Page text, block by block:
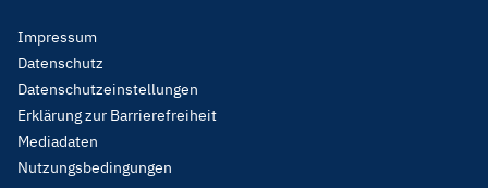
Footer
Menu
Legal
Impressum
Datenschutz
Datenschutzeinstellungen
Erklärung zur Barrierefreiheit
Mediadaten
Nutzungsbedingungen